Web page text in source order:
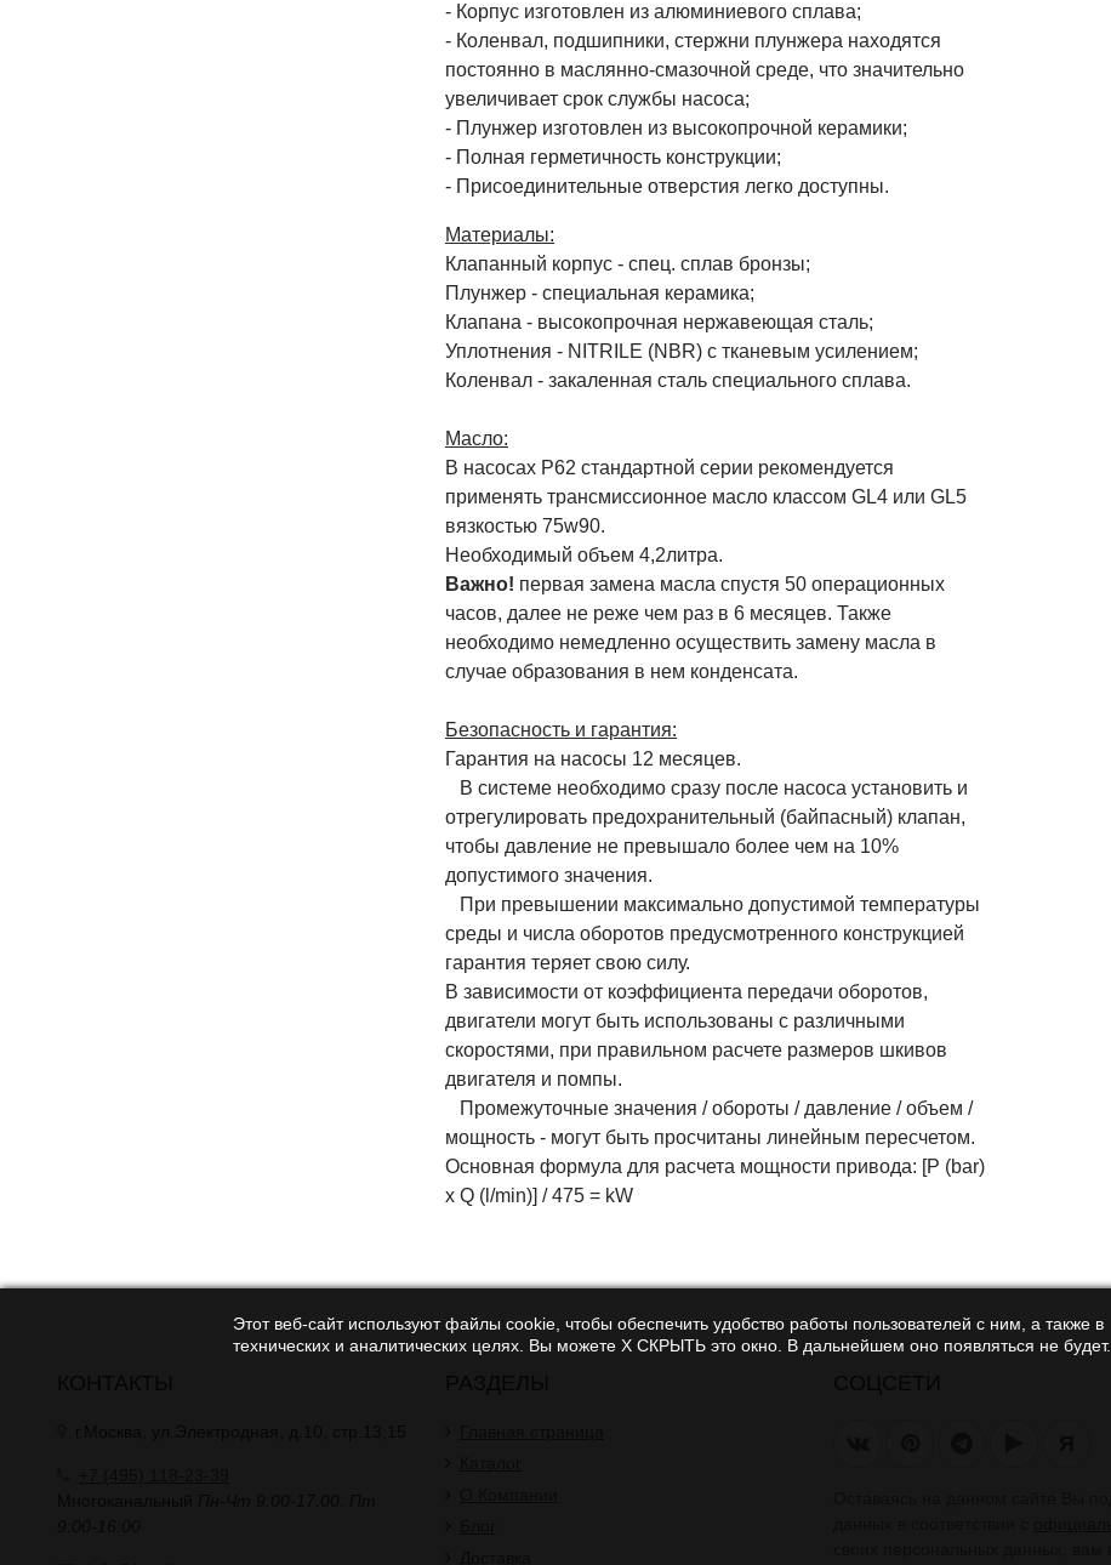
- Корпус изготовлен из алюминиевого сплава;
- Коленвал, подшипники, стержни плунжера находятся
постоянно в маслянно-смазочной среде, что значительно
увеличивает срок службы насоса;
- Плунжер изготовлен из высокопрочной керамики;
- Полная герметичность конструкции;
- Присоединительные отверстия легко доступны.
Материалы:
Клапанный корпус - спец. cплав бронзы;
Плунжер - специальная керамика;
Клапана - высокопрочная нержавеющая сталь;
Уплотнения - NITRILE (NBR) с тканевым усилением;
Коленвал - закаленная сталь специального сплава.
Масло:
В насосах P62 стандартной серии рекомендуется
применять трансмиссионное масло классом GL4 или GL5
вязкостью 75w90.
Необходимый объем 4,2литра.
Важно! первая замена масла спустя 50 операционных
часов, далее не реже чем раз в 6 месяцев. Также
необходимо немедленно осуществить замену масла в
случае образования в нем конденсата.
Безопасность и гарантия:
Гарантия на насосы 12 месяцев.
В системе необходимо сразу после насоса установить и
отрегулировать предохранительный (байпасный) клапан,
чтобы давление не превышало более чем на 10%
допустимого значения.
При превышении максимально допустимой температуры
среды и числа оборотов предусмотренного конструкцией
гарантия теряет свою силу.
В зависимости от коэффициента передачи оборотов,
двигатели могут быть использованы с различными
скоростями, при правильном расчете размеров шкивов
двигателя и помпы.
Промежуточные значения / обороты / давление / объем /
мощность - могут быть просчитаны линейным пересчетом.
Основная формула для расчета мощности привода: [P (bar)
x Q (l/min)] / 475 = kW
Этот веб-сайт используют файлы cookie, чтобы обеспечить удобство работы пользователей с ним, а также в
технических и аналитических целях. Вы можете Х СКРЫТЬ это окно. В дальнейшем оно появляться не будет.